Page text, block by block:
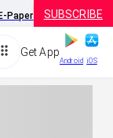
Paper SUBSCRIBE
Get App
Android iOS